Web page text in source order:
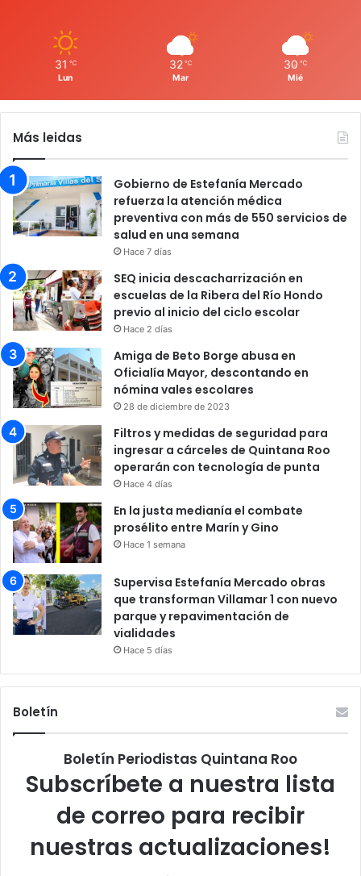
31 ℃
Lun
32 ℃
Mar
30 ℃
Mié
Más leidas
Gobierno de Estefanía Mercado
refuerza la atención médica
preventiva con más de 550 servicios de
salud en una semana
Hace 7 días
SEQ inicia descacharrización en
escuelas de la Ribera del Río Hondo
previo al inicio del ciclo escolar
Hace 2 días
Amiga de Beto Borge abusa en
Oficialía Mayor, descontando en
nómina vales escolares
28 de diciembre de 2023
Filtros y medidas de seguridad para
ingresar a cárceles de Quintana Roo
operarán con tecnología de punta
Hace 4 días
En la justa medianía el combate
prosélito entre Marín y Gino
Hace 1 semana
Supervisa Estefanía Mercado obras
que transforman Villamar 1 con nuevo
parque y repavimentación de
vialidades
Hace 5 días
Boletín
Boletín Periodistas Quintana Roo
Subscríbete a nuestra lista
de correo para recibir
nuestras actualizaciones!